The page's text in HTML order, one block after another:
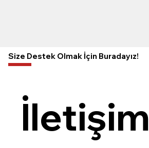
Size Destek Olmak İçin Buradayız!
İletişim